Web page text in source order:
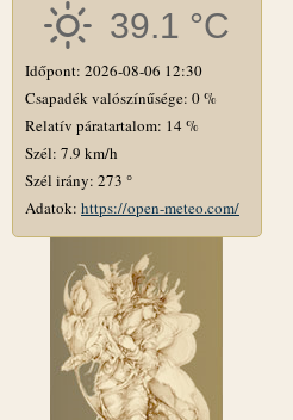
39.1 °C
Időpont: 2026-08-06 12:30
Csapadék valószínűsége: 0 %
Relatív páratartalom: 14 %
Szél: 7.9 km/h
Szél irány: 273 °
Adatok: https://open-meteo.com/